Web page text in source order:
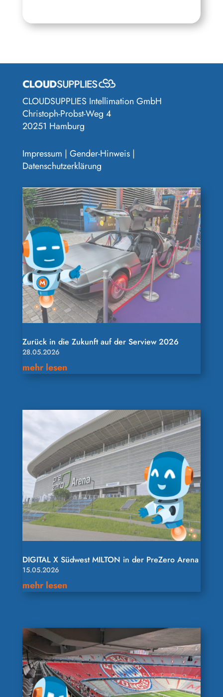
CLOUDSUPPLIES Intellimation GmbH
Christoph-Probst-Weg 4
20251 Hamburg
Impressum | Gender-Hinweis|
Datenschutzerklärung
Zurück in die Zukunft auf der Serview 2026
28.05.2026
mehr lesen
DIGITAL X Südwest MILTON in der PreZero Arena
15.05.2026
mehr lesen